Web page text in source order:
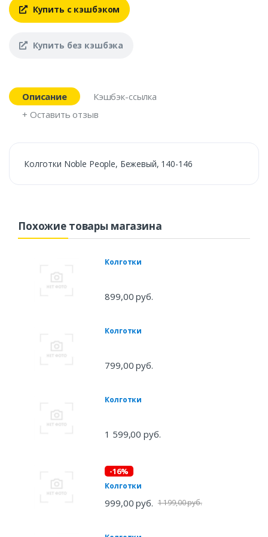
Купить с кэшбэком
Купить без кэшбэка
Описание
Кэшбэк-ссылка
+ Оставить отзыв
Колготки Noble People, Бежевый, 140-146
Похожие товары магазина
Колготки
899,00 руб.
Колготки
799,00 руб.
Колготки
1 599,00 руб.
-16%
Колготки
999,00 руб. 1 199,00 руб.